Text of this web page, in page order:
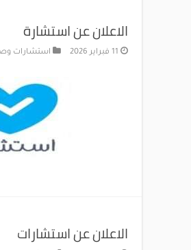
الاعلان عن استشارة
11 فبراير 2026 استشارات
الاعلان عن استشارات